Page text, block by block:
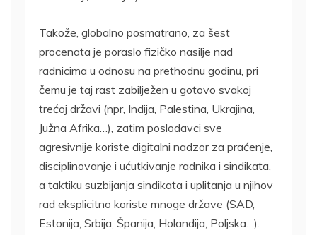
Takože, globalno posmatrano, za šest
procenata je poraslo fizičko nasilje nad
radnicima u odnosu na prethodnu godinu, pri
čemu je taj rast zabilježen u gotovo svakoj
trećoj državi (npr, Indija, Palestina, Ukrajina,
Južna Afrika…), zatim poslodavci sve
agresivnije koriste digitalni nadzor za praćenje,
disciplinovanje i ućutkivanje radnika i sindikata,
a taktiku suzbijanja sindikata i uplitanja u njihov
rad eksplicitno koriste mnoge države (SAD,
Estonija, Srbija, Španija, Holandija, Poljska…).